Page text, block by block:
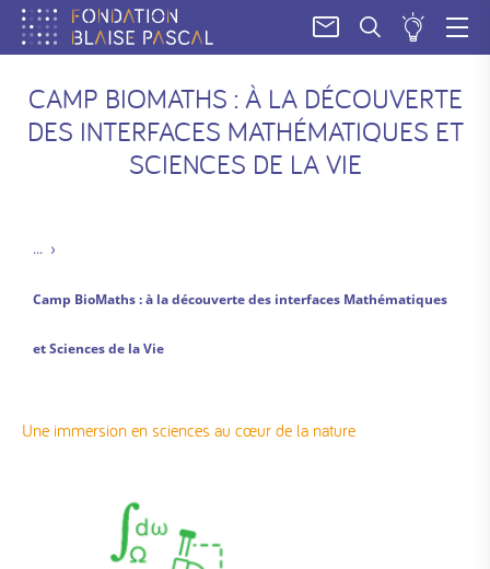
UN
CAMP BIOMATHS : À LA DÉCOUVERTE
DES INTERFACES MATHÉMATIQUES ET
SCIENCES DE LA VIE
Camp BioMaths : à la découverte des interfaces Mathématiques
et Sciences de la Vie
Une immersion en sciences au cœur de la nature